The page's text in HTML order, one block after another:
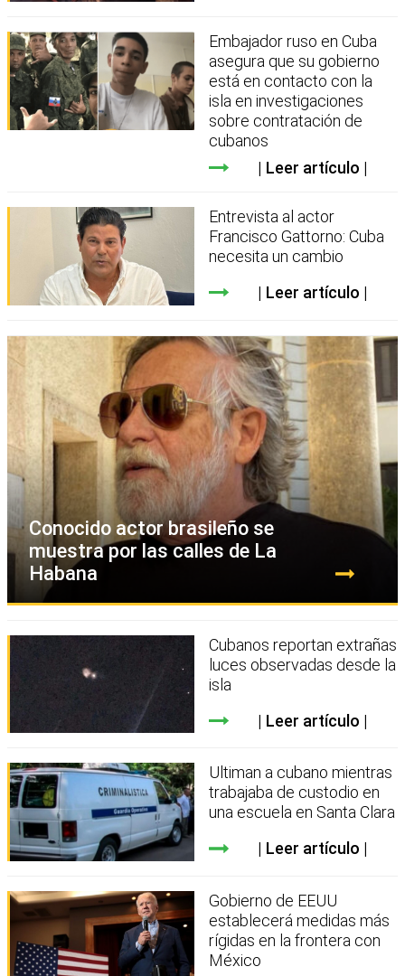
Embajador ruso en Cuba
asegura que su gobierno
está en contacto con la
isla en investigaciones
sobre contratación de
cubanos
Leer artículo
Entrevista al actor
Francisco Gattorno: Cuba
necesita un cambio
Leer artículo
Conocido actor brasileño se
muestra por las calles de La
Habana
Cubanos reportan extrañas
luces observadas desde la
isla
Leer artículo
Ultiman a cubano mientras
trabajaba de custodio en
una escuela en Santa Clara
Leer artículo
Gobierno de EEUU
establecerá medidas más
rígidas en la frontera con
México